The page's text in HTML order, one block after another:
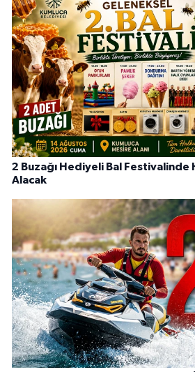
2 Buzağı Hediyeli Bal Festivalinde
Alacak